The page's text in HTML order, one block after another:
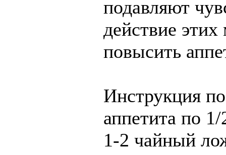
подавляют
действие
повысить
Инструкция
аппетита по
1-2 чайный